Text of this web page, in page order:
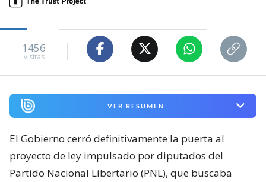
1456
visitas
VER RESUMEN
El Gobierno cerró definitivamente la puerta al
proyecto de ley impulsado por diputados del
Partido Nacional Libertario (PNL), que buscaba